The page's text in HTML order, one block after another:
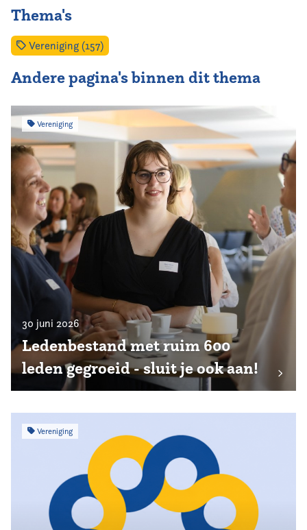
Thema's
Vereniging (157)
Andere pagina's binnen dit thema
Vereniging
30 juni 2026
Ledenbestand met ruim 600
leden gegroeid - sluit je ook aan!
Vereniging